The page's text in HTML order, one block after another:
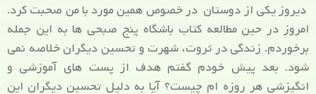
دیروز یکی از دوستان در خصوص همین مورد با من صحبت کرد.
امروز در حین مطالعه کتاب باشگاه پنج صبحی ها به این جمله
برخوردم. زندگی در ثروت، شهرت و تحسین دیگران خلاصه نمی
شود. بعد پیش خودم گفتم هدف از پست های آموزشی و
انگیزشی هر روزه ام چیست؟ آیا به دلیل تحسین دیگران این